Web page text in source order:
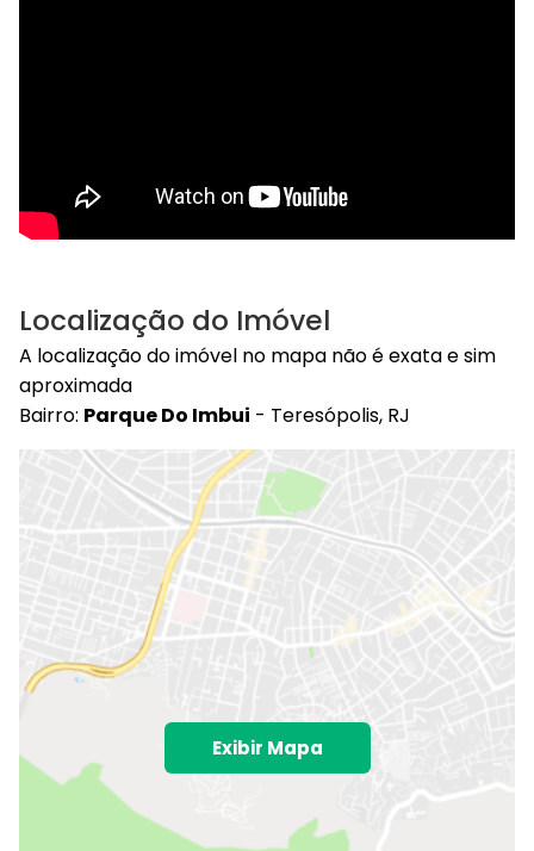
Localização do Imóvel
A localização do imóvel no mapa não é exata e sim
aproximada
Bairro: Parque Do Imbui - Teresópolis, RJ
Exibir Mapa